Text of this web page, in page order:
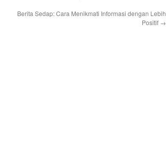
Berita Sedap: Cara Menikmati Informasi dengan Lebih
Positif →